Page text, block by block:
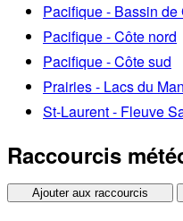
Pacifique - Bassin de
Pacifique - Côte nord
Pacifique - Côte sud
Prairies - Lacs du
St-Laurent - Fleuve
Raccourcis
Ajouter aux raccourcis